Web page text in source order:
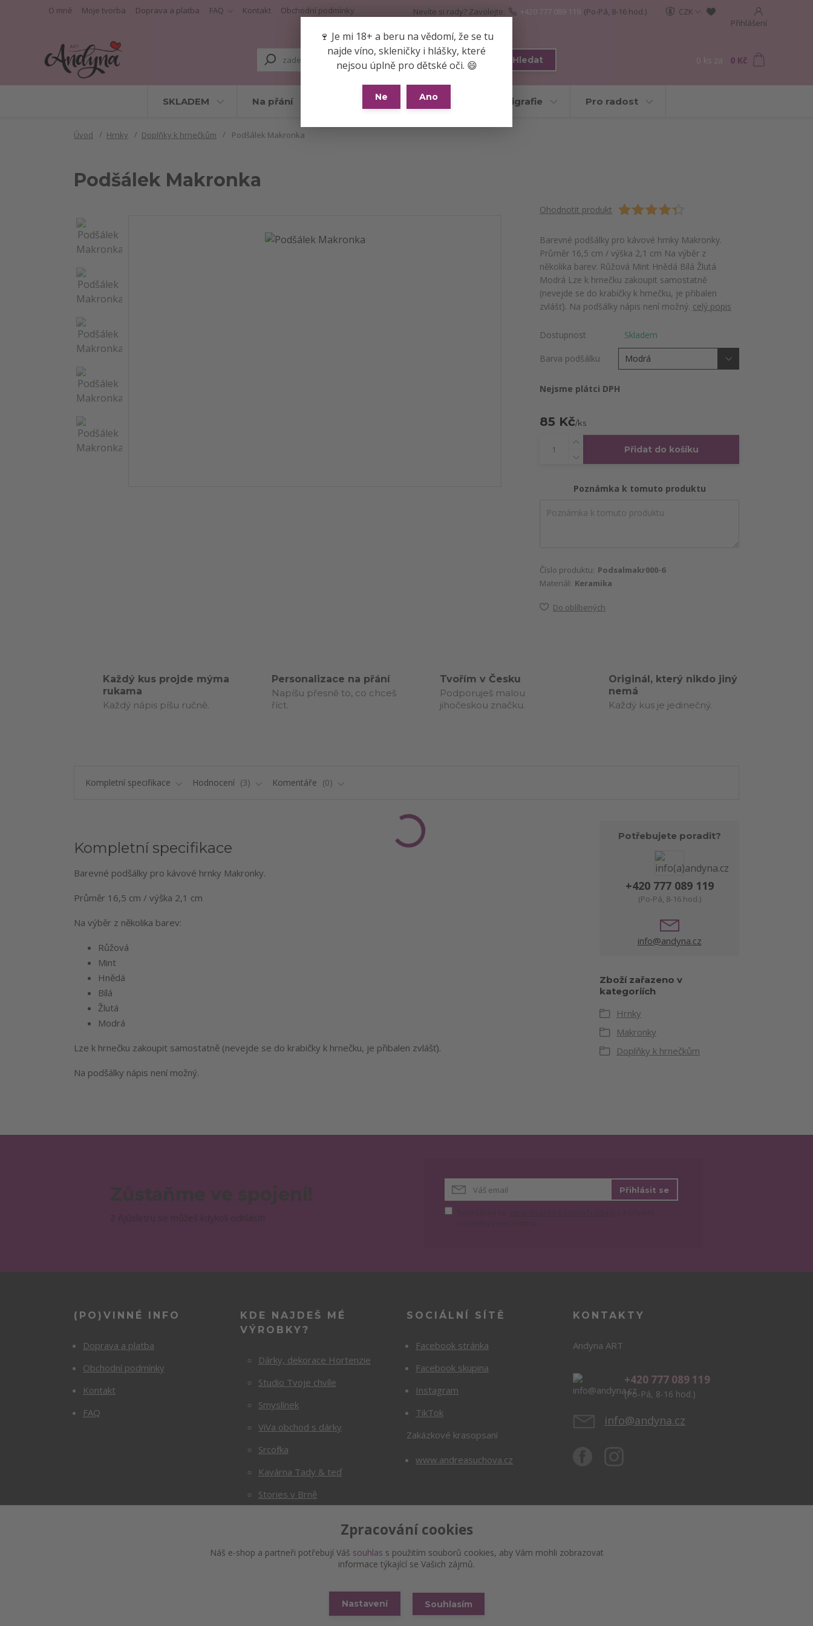
🍷 Je mi 18+ a beru na vědomí, že se tu
najde víno, skleničky i hlášky, které
nejsou úplně pro dětské oči. 😄
Ne Ano
O mně Moje tvorba Doprava a platba FAQ Kontakt Obchodní podmínky
CZK
Přihlášení
Hledat
Nevíte si rady? Zavolejte. +420 777 089 119 (Po-Pá, 8-16 hod.)
0 ks za 0 Kč
SKLADEM Na přání Skleničky Hrnky Kaligrafie Pro radost
Úvod Hrnky Doplňky k hrnečkům Podšálek Makronka
Podšálek Makronka
Ohodnotit produkt
Barevné podšálky pro kávové hrnky Makronky.
Průměr 16,5 cm / výška 2,1 cm Na výběr z
několika barev: Růžová Mint Hnědá Bílá Žlutá
Modrá Lze k hrnečku zakoupit samostatně
(nevejde se do krabičky k hrnečku, je přibalen
zvlášť). Na podšálky nápis není možný. celý popis
Dostupnost Skladem
Barva podšálku
Nejsme plátci DPH
85 Kč/ks
Přidat do košíku
Poznámka k tomuto produktu
Číslo produktu: Podsalmakr000-6
Materiál: Keramika
Do oblíbených
Každý kus projde mýma
rukama
Každý nápis píšu ručně.
Personalizace na přání
Napíšu přesně to, co chceš
říct.
Tvořím v Česku
Podporuješ malou
jihočeskou značku.
Originál, který nikdo jiný
nemá
Každý kus je jedinečný.
Kompletní specifikace Hodnocení 3 Komentáře 0
Kompletní specifikace
Barevné podšálky pro kávové hrnky Makronky.
Průměr 16,5 cm / výška 2,1 cm
Na výběr z několika barev:
Růžová
Mint
Hnědá
Bílá
Žlutá
Modrá
Lze k hrnečku zakoupit samostatně (nevejde se do krabičky k hrnečku, je přibalen zvlášť).
Na podšálky nápis není možný.
Potřebujete poradit?
+420 777 089 119
(Po-Pá, 8-16 hod.)
info@andyna.cz
Zboží zařazeno v
kategoriích
Hrnky
Makronky
Doplňky k hrnečkům
Přihlásit se
(PO)VINNÉ INFO
Doprava a platba
Obchodní podmínky
Kontakt
FAQ
KDE NAJDEŠ MÉ
VÝROBKY?
Dárky, dekorace Hortenzie
Studio Tvoje chvíle
Smyslínek
ViVa obchod s dárky
Srcofka
Kavárna Tady & teď
Stories v Brně
SOCIÁLNÍ SÍTĚ
Facebook stránka
Facebook skupina
Instagram
TikTok
Zakázkové krasopsaní
www.andreasuchova.cz
KONTAKTY
Andyna ART
+420 777 089 119
(Po-Pá, 8-16 hod.)
info@andyna.cz
Copyright © www.andyna.cz
Vytvořeno na
Zpracování cookies
Náš e-shop a partneři potřebují Váš souhlas s použitím souborů cookies, aby Vám mohli zobrazovat
informace týkající se Vašich zájmů.
Nastavení Souhlasím